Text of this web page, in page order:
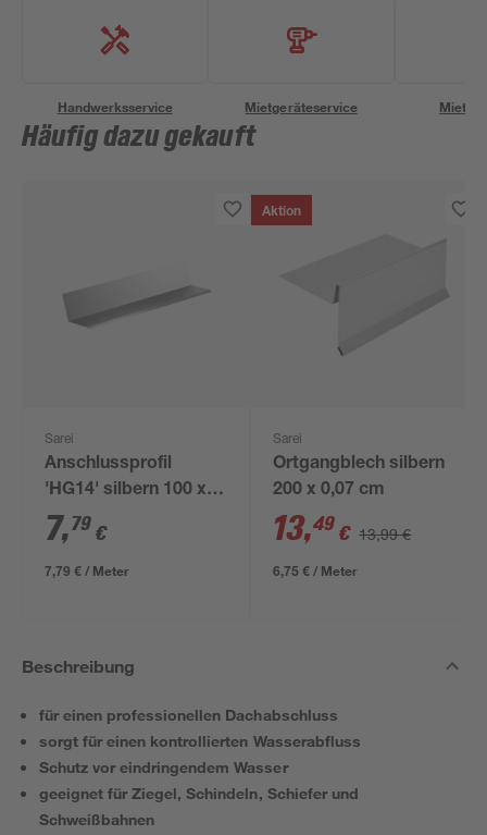
Handwerksservice Mietgeräteservice
Häufig dazu gekauft
Sarei
Anschlussprofil
'HG14' silbern 100 x
7,35 cm
7,79 €
7,79 € / Meter
Aktion
Sarei
Ortgangblech silbern
200 x 0,07 cm
13,49 € 13,99 €
6,75 € / Meter
Beschreibung
für einen professionellen Dachabschluss
sorgt für einen kontrollierten Wasserabfluss
Schutz vor eindringendem Wasser
geeignet für Ziegel, Schindeln, Schiefer und
Schweißbahnen